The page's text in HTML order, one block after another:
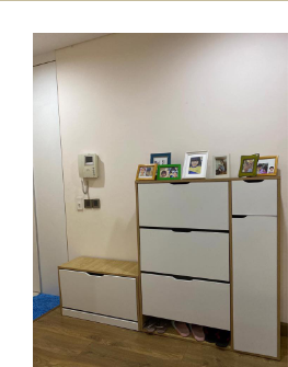
Cửa hàng